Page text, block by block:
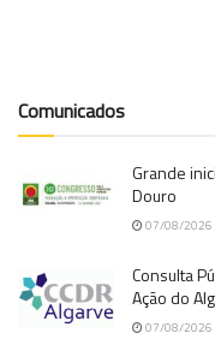
Comunicados
Grande
Douro
07/08/2026
Consulta
Ação do
07/08/2026